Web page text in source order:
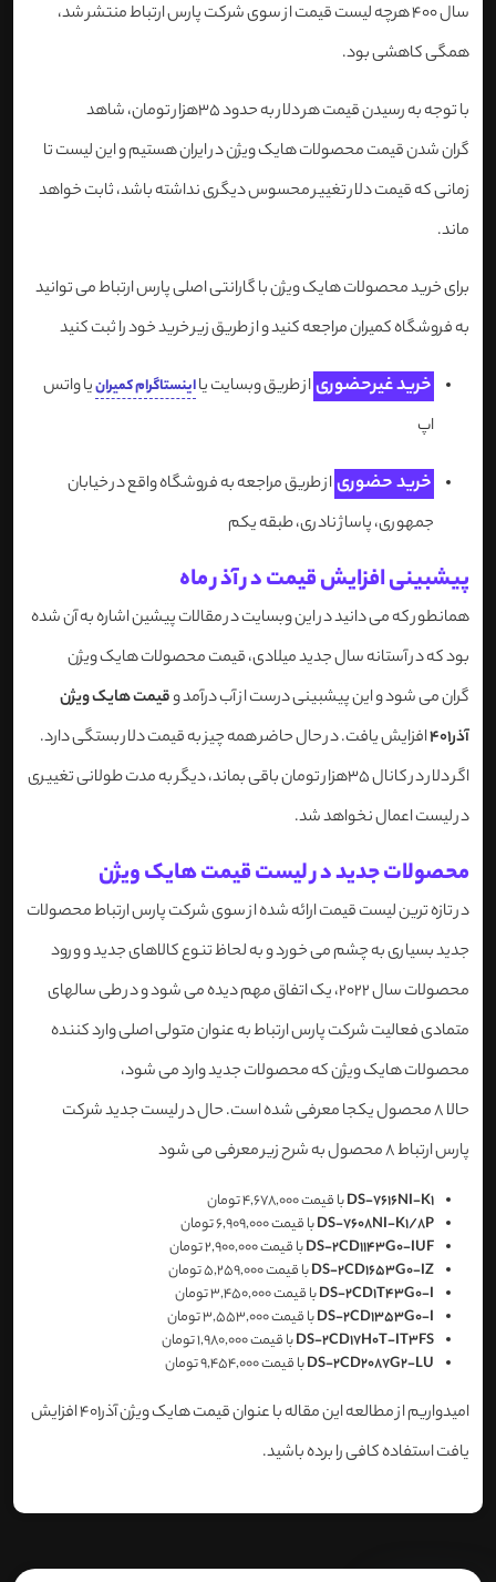
سال 400 هرچه لیست قیمت از سوی شرکت پارس ارتباط منتشر شد،
همگی کاهشی بود.
با توجه به رسیدن قیمت هر دلار به حدود 35هزار تومان، شاهد
گران شدن قیمت محصولات هایک ویژن در ایران هستیم و این لیست تا
زمانی که قیمت دلار تغییر محسوس دیگری نداشته باشد، ثابت خواهد
ماند.
برای خرید محصولات هایک ویژن با گارانتی اصلی پارس ارتباط می توانید
به فروشگاه کمیران مراجعه کنید و از طریق زیر خرید خود را ثبت کنید
خرید غیرحضوریاز طریق وبسایت یااینستاگرام کمیرانیا واتس
اپ
خرید حضوریاز طریق مراجعه به فروشگاه واقع در خیابان
جمهوری، پاساژ نادری، طبقه یکم
پیشبینی افزایش قیمت در آذر ماه
همانطور که می دانید در این وبسایت در مقالات پیشین اشاره به آن شده
بود که در آستانه سال جدید میلادی، قیمت محصولات هایک ویژن
گران می شود و این پیشبینی درست از آب درآمد وقیمت هایک ویژن
آذر401
افزایش یافت. در حال حاضر همه چیز به قیمت دلار بستگی دارد.
اگر دلار در کانال 35هزار تومان باقی بماند، دیگر به مدت طولانی تغییری
در لیست اعمال نخواهد شد.
محصولات جدید در لیست قیمت هایک ویژن
در تازه ترین لیست قیمت ارائه شده از سوی شرکت پارس ارتباط محصولات
جدید بسیاری به چشم می خورد و به لحاظ تنوع کالاهای جدید و ورود
محصولات سال 2022، یک اتفاق مهم دیده می شود و در طی سالهای
متمادی فعالیت شرکت پارس ارتباط به عنوان متولی اصلی وارد کننده
محصولات هایک ویژن که محصولات جدید وارد می شود،
حالا 8 محصول یکجا معرفی شده است. حال در لیست جدید شرکت
پارس ارتباط 8 محصول به شرح زیر معرفی می شود
DS-7616NI-K1با قیمت 4,678,000 تومان
DS-7608NI-K1/8Pبا قیمت 6,909,000 تومان
DS-2CD1143G0-IUFبا قیمت 2,900,000 تومان
DS-2CD1653G0-IZبا قیمت 5,259,000 تومان
DS-2CD1T43G0-Iبا قیمت 3,450,000 تومان
DS-2CD1353G0-Iبا قیمت 3,553,000 تومان
DS-2CD17H0T-IT3FSبا قیمت 1,980,000 تومان
DS-2CD2087G2-LUبا قیمت 9,454,000 تومان
امیدواریم از مطالعه این مقاله با عنوان قیمت هایک ویژن آذر401 افزایش
یافت استفاده کافی را برده باشید.